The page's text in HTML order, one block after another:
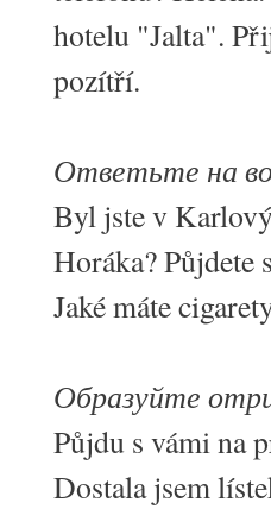
hotelu "Jalta".
pozítří.
Ответьте на
Byl jste v
Horáka? Půjdete
Jaké máte
Образуйте
Půjdu s vámi na
Dostala jsem